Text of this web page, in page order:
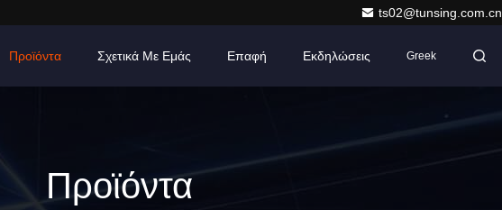
ts02@tunsing.com.cn
Προϊόντα Σχετικά Με Εμάς Επαφή Εκδηλώσεις Greek
Προϊόντα